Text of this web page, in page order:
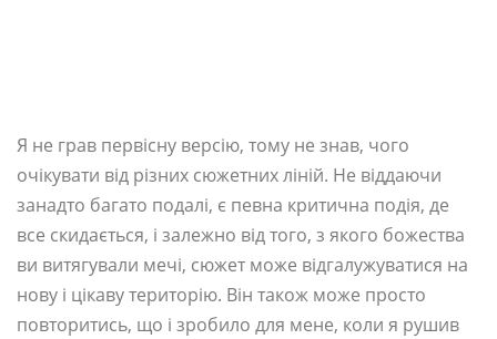
Я не грав первісну версію, тому не знав, чого
очікувати від різних сюжетних ліній. Не віддаючи
занадто багато подалі, є певна критична подія, де
все скидається, і залежно від того, з якого божества
ви витягували мечі, сюжет може відгалужуватися на
нову і цікаву територію. Він також може просто
повторитись, що і зробило для мене, коли я рушив